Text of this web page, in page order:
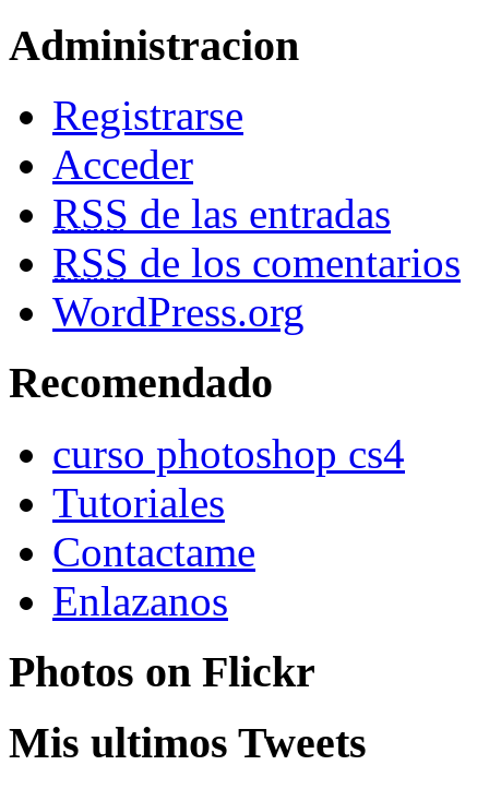
Administracion
Registrarse
Acceder
RSS de las entradas
RSS de los comentarios
WordPress.org
Recomendado
curso photoshop cs4
Tutoriales
Contactame
Enlazanos
Photos on Flickr
Mis ultimos Tweets